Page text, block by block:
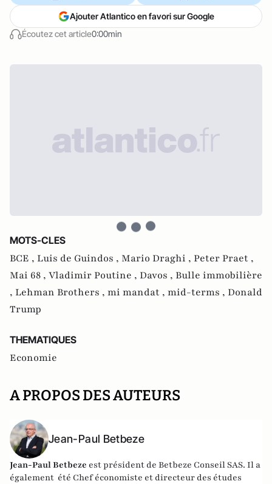
Écoutez cet article0:00min
Ajouter Atlantico en favori sur Google
MOTS-CLES
BCE , Luis de Guindos , Mario Draghi , Peter Praet ,
Mai 68 , Vladimir Poutine , Davos , Bulle immobilière
, Lehman Brothers , mi mandat , mid-terms , Donald
Trump
THEMATIQUES
Economie
A PROPOS DES AUTEURS
Jean-Paul Betbeze
Jean-Paul Betbeze est président de Betbeze Conseil SAS. Il a
également été Chef économiste et directeur des études